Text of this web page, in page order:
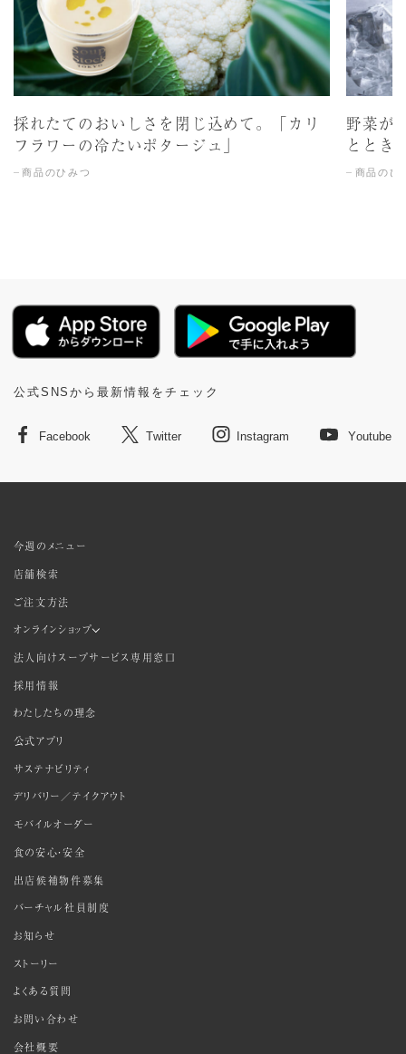
採れたてのおいしさを閉じ込めて。「カリ
フラワーの冷たいポタージュ」
商品のひみつ
野菜が
ととき
商品のひ
公式SNSから最新情報をチェック
Facebook Twitter Instagram Youtube
今週のメニュー
店舗検索
ご注文方法
オンラインショップ
法人向けスープサービス専用窓口
採用情報
わたしたちの理念
公式アプリ
サステナビリティ
デリバリー／テイクアウト
モバイルオーダー
食の安心・安全
出店候補物件募集
バーチャル社員制度
お知らせ
ストーリー
よくある質問
お問い合わせ
会社概要